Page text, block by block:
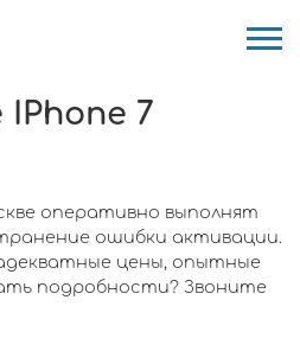
7
оперативно выполнят
ошибки активации.
цены, опытные
подробности? Звоните